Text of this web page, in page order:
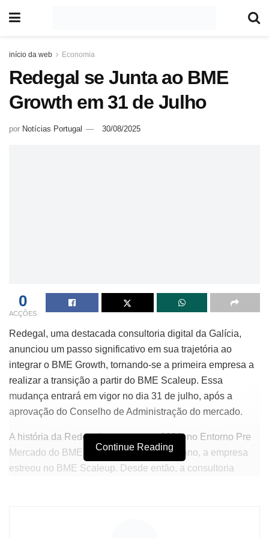
início da web Economia
Redegal se Junta ao BME
Growth em 31 de Julho
por Notícias Portugal 30/08/2025
0
ACÇÕES
Redegal, uma destacada consultoria digital da Galícia,
anunciou um passo significativo em sua trajetória ao
integrar o BME Growth, tornando-se a primeira empresa a
realizar a transição a partir do BME Scaleup. Essa
mudança entrará em vigor no dia 31 de julho, após a
aprovação do Conselho de Administração do mercado.
A história da Redegal começou em 2021, no Entorno Pre
Mercado do BME, e desde janeiro deste ano, a empresa
estreou no BME Scaleup. Desde então, a consultoria
Continue Reading